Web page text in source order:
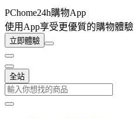
PChome24h購物App
使用App享受更優質的購物體驗
立即體驗
全站